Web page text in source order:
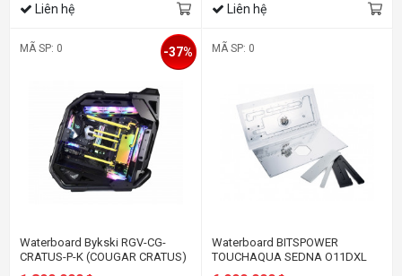
Liên hệ Liên hệ
MÃ SP: 0
Waterboard Bykski RGV-CG-
CRATUS-P-K (COUGAR CRATUS)
-37% MÃ SP: 0
Waterboard BITSPOWER
TOUCHAQUA SEDNA O11DXL
FOR LIAN LI O11 DYNAMIC